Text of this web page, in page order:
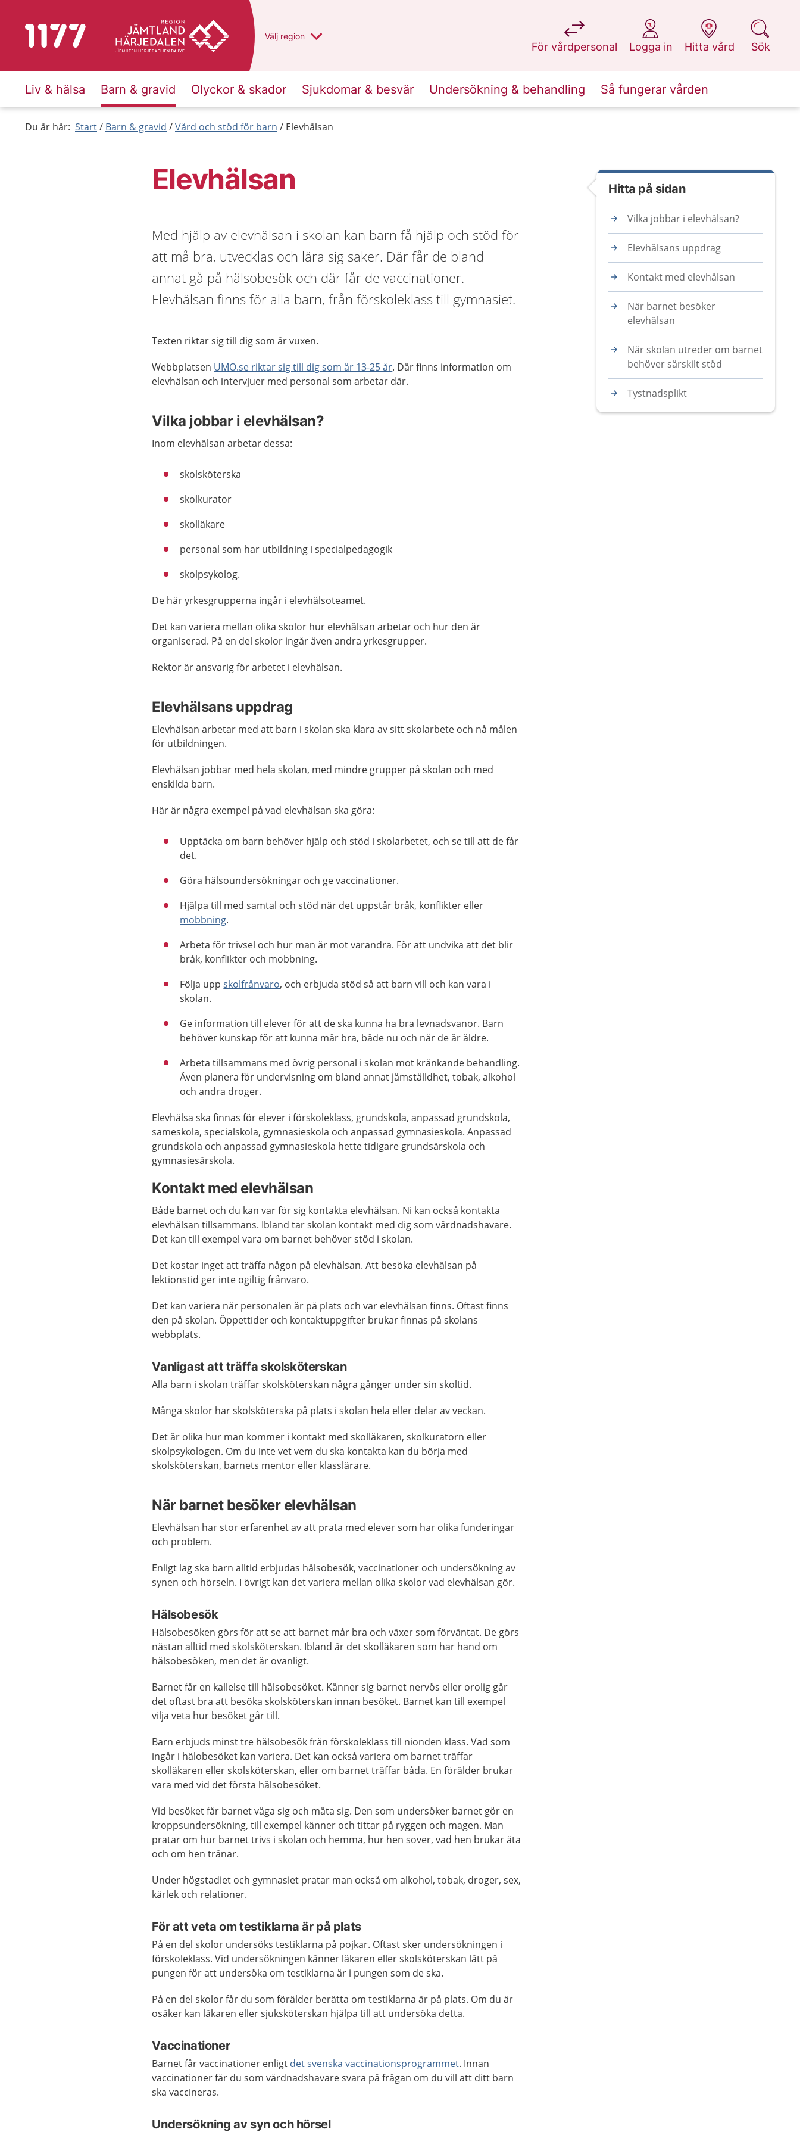
Till startsidan för 1177 Du har valt region
Välj en annan
region
För vårdpersonal
på 1177.se
Logga in
på 1177.se
Hitta vård
på 1177.se
Sök
på 1177.se
Liv & hälsa Barn & gravid Olyckor & skador Sjukdomar & besvär Undersökning & behandling Så fungerar vården
Du är här: Start Barn & gravid Vård och stöd för barn Elevhälsan
Elevhälsan
Med hjälp av elevhälsan i skolan kan barn få hjälp och stöd för
att må bra, utvecklas och lära sig saker. Där får de bland
annat gå på hälsobesök och där får de vaccinationer.
Elevhälsan finns för alla barn, från förskoleklass till gymnasiet.
Texten riktar sig till dig som är vuxen.
Webbplatsen UMO.se riktar sig till dig som är 13-25 år. Där finns information om
elevhälsan och intervjuer med personal som arbetar där.
Vilka jobbar i elevhälsan?
Inom elevhälsan arbetar dessa:
skolsköterska
skolkurator
skolläkare
personal som har utbildning i specialpedagogik
skolpsykolog.
De här yrkesgrupperna ingår i elevhälsoteamet.
Det kan variera mellan olika skolor hur elevhälsan arbetar och hur den är
organiserad. På en del skolor ingår även andra yrkesgrupper.
Rektor är ansvarig för arbetet i elevhälsan.
Elevhälsans uppdrag
Elevhälsan arbetar med att barn i skolan ska klara av sitt skolarbete och nå målen
för utbildningen.
Elevhälsan jobbar med hela skolan, med mindre grupper på skolan och med
enskilda barn.
Här är några exempel på vad elevhälsan ska göra:
Upptäcka om barn behöver hjälp och stöd i skolarbetet, och se till att de får
det.
Göra hälsoundersökningar och ge vaccinationer.
Hjälpa till med samtal och stöd när det uppstår bråk, konflikter eller
mobbning.
Arbeta för trivsel och hur man är mot varandra. För att undvika att det blir
bråk, konflikter och mobbning.
Följa uppskolfrånvaro, och erbjuda stöd så att barn vill och kan vara i
skolan.
Ge information till elever för att de ska kunna ha bra levnadsvanor. Barn
behöver kunskap för att kunna mår bra, både nu och när de är äldre.
Arbeta tillsammans med övrig personal i skolan mot kränkande behandling.
Även planera för undervisning om bland annat jämställdhet, tobak, alkohol
och andra droger.
Elevhälsa ska finnas för elever i förskoleklass, grundskola, anpassad grundskola,
sameskola, specialskola, gymnasieskola och anpassad gymnasieskola. Anpassad
grundskola och anpassad gymnasieskola hette tidigare grundsärskola och
gymnasiesärskola.
Kontakt med elevhälsan
Både barnet och du kan var för sig kontakta elevhälsan. Ni kan också kontakta
elevhälsan tillsammans. Ibland tar skolan kontakt med dig som vårdnadshavare.
Det kan till exempel vara om barnet behöver stöd i skolan.
Det kostar inget att träffa någon på elevhälsan. Att besöka elevhälsan på
lektionstid ger inte ogiltig frånvaro.
Det kan variera när personalen är på plats och var elevhälsan finns. Oftast finns
den på skolan. Öppettider och kontaktuppgifter brukar finnas på skolans
webbplats.
Vanligast att träffa skolsköterskan
Alla barn i skolan träffar skolsköterskan några gånger under sin skoltid.
Många skolor har skolsköterska på plats i skolan hela eller delar av veckan.
Det är olika hur man kommer i kontakt med skolläkaren, skolkuratorn eller
skolpsykologen. Om du inte vet vem du ska kontakta kan du börja med
skolsköterskan, barnets mentor eller klasslärare.
När barnet besöker elevhälsan
Elevhälsan har stor erfarenhet av att prata med elever som har olika funderingar
och problem.
Enligt lag ska barn alltid erbjudas hälsobesök, vaccinationer och undersökning av
synen och hörseln. I övrigt kan det variera mellan olika skolor vad elevhälsan gör.
Hälsobesök
Hälsobesöken görs för att se att barnet mår bra och växer som förväntat. De görs
nästan alltid med skolsköterskan. Ibland är det skolläkaren som har hand om
hälsobesöken, men det är ovanligt.
Barnet får en kallelse till hälsobesöket. Känner sig barnet nervös eller orolig går
det oftast bra att besöka skolsköterskan innan besöket. Barnet kan till exempel
vilja veta hur besöket går till.
Barn erbjuds minst tre hälsobesök från förskoleklass till nionden klass. Vad som
ingår i hälobesöket kan variera. Det kan också variera om barnet träffar
skolläkaren eller skolsköterskan, eller om barnet träffar båda. En förälder brukar
vara med vid det första hälsobesöket.
Vid besöket får barnet väga sig och mäta sig. Den som undersöker barnet gör en
kroppsundersökning, till exempel känner och tittar på ryggen och magen. Man
pratar om hur barnet trivs i skolan och hemma, hur hen sover, vad hen brukar äta
och om hen tränar.
Under högstadiet och gymnasiet pratar man också om alkohol, tobak, droger, sex,
kärlek och relationer.
För att veta om testiklarna är på plats
På en del skolor undersöks testiklarna på pojkar. Oftast sker undersökningen i
förskoleklass. Vid undersökningen känner läkaren eller skolsköterskan lätt på
pungen för att undersöka om testiklarna är i pungen som de ska.
På en del skolor får du som förälder berätta om testiklarna är på plats. Om du är
osäker kan läkaren eller sjuksköterskan hjälpa till att undersöka detta.
Vaccinationer
Barnet får vaccinationer enligt det svenska vaccinationsprogrammet. Innan
vaccinationer får du som vårdnadshavare svara på frågan om du vill att ditt barn
ska vaccineras.
Undersökning av syn och hörsel
Hitta på sidan
Vilka jobbar i elevhälsan?
Elevhälsans uppdrag
Kontakt med elevhälsan
När barnet besöker
elevhälsan
När skolan utreder om barnet
behöver särskilt stöd
Tystnadsplikt